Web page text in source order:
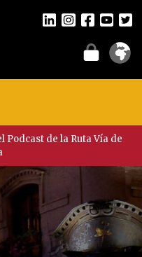
Podcast de la Ruta Vía de